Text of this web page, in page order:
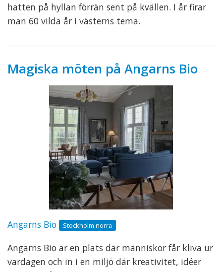
hatten på hyllan förrän sent på kvällen. I år firar
man 60 vilda år i västerns tema.
Magiska möten på Angarns Bio
Angarns Bio Stockholm norra
Angarns Bio är en plats där människor får kliva ur
vardagen och in i en miljö där kreativitet, idéer